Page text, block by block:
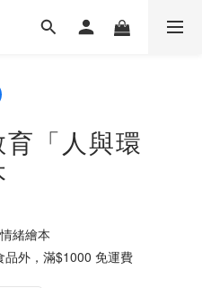
育「人與環
緒繪本
品外，滿$1000 免運費